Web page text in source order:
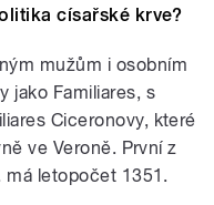
císařské krve?
mužům i osobním
jako Familiares, s
Ciceronovy, které
ve Veroně. První z
má letopočet 1351.